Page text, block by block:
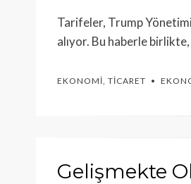
Tarifeler, Trump
alıyor. Bu haberle
EKONOMI, TICARET
Gelişmekte